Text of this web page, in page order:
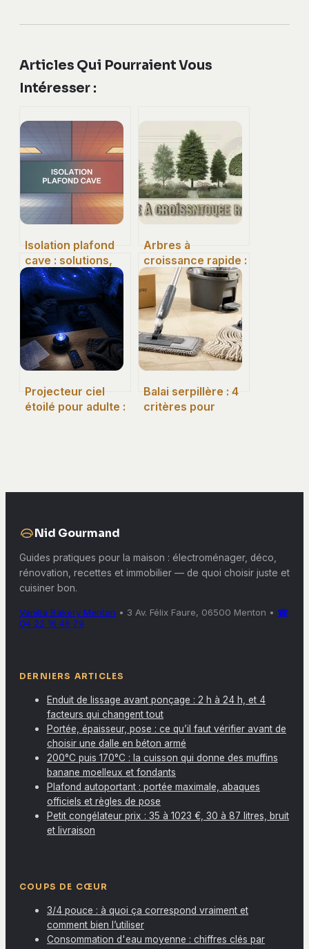
Articles Qui Pourraient Vous
Intéresser :
Isolation plafond
cave : solutions,
prix et conseils
pour bien choisir
Arbres à
croissance rapide :
5 espèces pour
transformer votre
jardin en un temps
record
Projecteur ciel
étoilé pour adulte :
Balai serpillère : 4
critères pour
Nid Gourmand
Guides pratiques pour la maison : électroménager, déco,
rénovation, recettes et immobilier — de quoi choisir juste et
cuisiner bon.
Vanilla Bakery Menton • 3 Av. Félix Faure, 06500 Menton • ☎
04 22 16 46 79
DERNIERS ARTICLES
Enduit de lissage avant ponçage : 2 h à 24 h, et 4
facteurs qui changent tout
Portée, épaisseur, pose : ce qu’il faut vérifier avant de
choisir une dalle en béton armé
200°C puis 170°C : la cuisson qui donne des muffins
banane moelleux et fondants
Plafond autoportant : portée maximale, abaques
officiels et règles de pose
Petit congélateur prix : 35 à 1023 €, 30 à 87 litres, bruit
et livraison
COUPS DE CŒUR
3/4 pouce : à quoi ça correspond vraiment et
comment bien l’utiliser
Consommation d'eau moyenne : chiffres clés par